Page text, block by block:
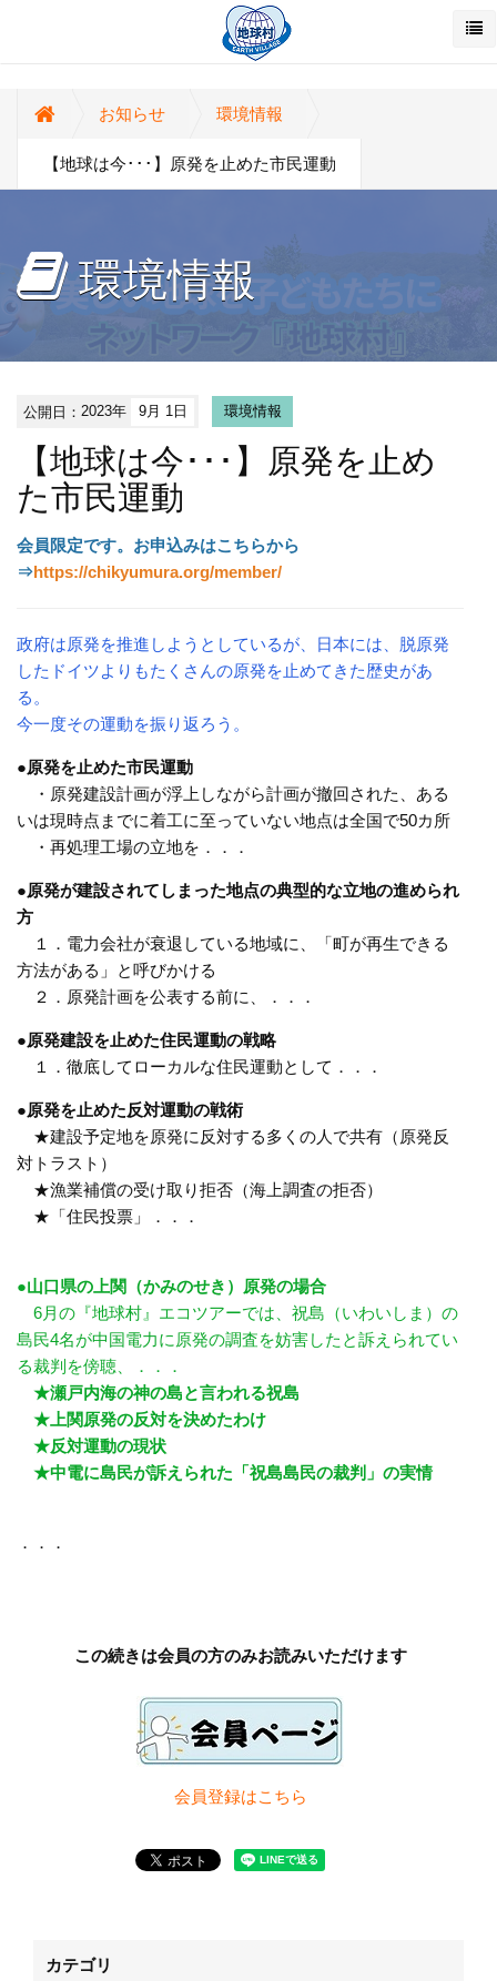
お知らせ 環境情報
【地球は今･･･】原発を止めた市民運動
環境情報
公開日：2023年 9月 1日 環境情報
【地球は今･･･】原発を止め
た市民運動
会員限定です。 お申込みはこちらから
⇒https://chikyumura.org/member/
政府は原発を推進しようとしているが、日本には、脱原発
したドイツよりもたくさんの原発を止めてきた歴史があ
る。
今一度その運動を振り返ろう。
●原発を止めた市民運動
・原発建設計画が浮上しながら計画が撤回された、ある
いは現時点までに着工に至っていない地点は全国で50カ所
・再処理工場の立地を．．．
●原発が建設されてしまった地点の典型的な立地の進められ
方
１．電力会社が衰退している地域に、「町が再生できる
方法がある」と呼びかける
２．原発計画を公表する前に、．．．
●原発建設を止めた住民運動の戦略
１．徹底してローカルな住民運動として．．．
●原発を止めた反対運動の戦術
★建設予定地を原発に反対する多くの人で共有（原発反
対トラスト）
★漁業補償の受け取り拒否（海上調査の拒否）
★「住民投票」．．．
●山口県の上関（かみのせき）原発の場合
6月の『地球村』エコツアーでは、祝島（いわいしま）の
島民4名が中国電力に原発の調査を妨害したと訴えられてい
る裁判を傍聴、．．．
★瀬戸内海の神の島と言われる祝島
★上関原発の反対を決めたわけ
★反対運動の現状
★中電に島民が訴えられた「祝島島民の裁判」の実情
．．．
この続きは会員の方のみお読みいただけます
会員登録はこちら
カテゴリ